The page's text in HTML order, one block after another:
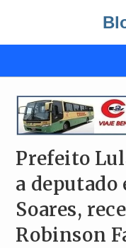
o
Prefeito
a deputado
Soares,
Robinson